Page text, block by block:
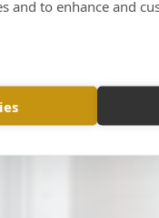
and to enhance and